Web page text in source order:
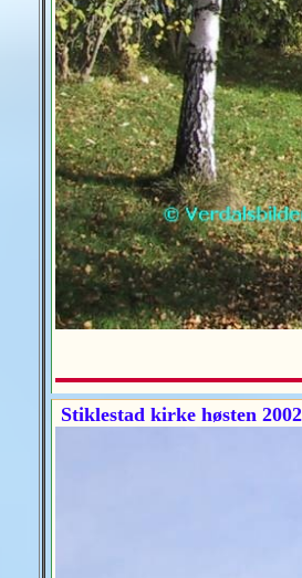
Stiklestad kirke høsten 2002